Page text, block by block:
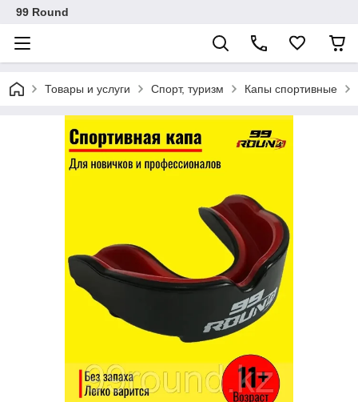
99 Round
Товары и услуги Спорт, туризм Капы спортивные